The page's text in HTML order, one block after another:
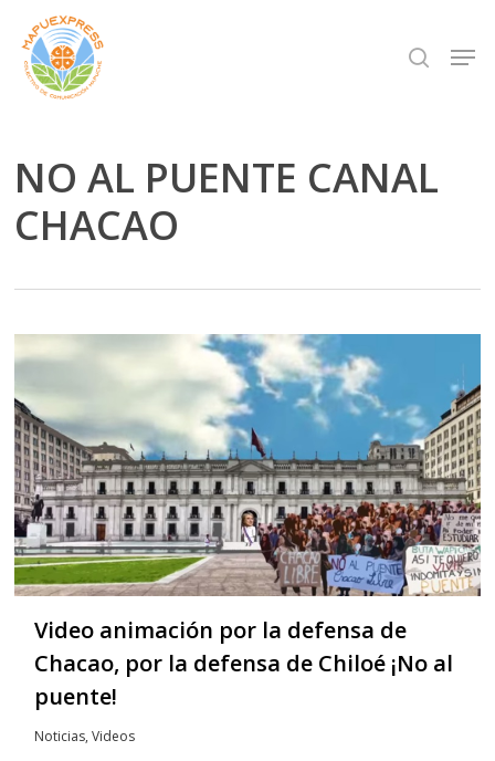
Skip
main
search
NO AL PUENTE CANAL
CHACAO
Video animación por la defensa de
Chacao, por la defensa de Chiloé ¡No al
puente!
Noticias,Videos
Close